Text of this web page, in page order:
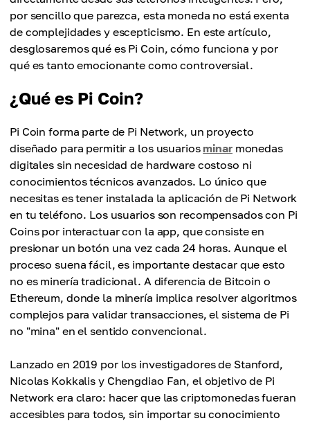
por sencillo que parezca, esta moneda no está exenta
de complejidades y escepticismo. En este artículo,
desglosaremos qué es Pi Coin, cómo funciona y por
qué es tanto emocionante como controversial.
¿Qué es Pi Coin?
Pi Coin forma parte de Pi Network, un proyecto
diseñado para permitir a los usuariosminarmonedas
digitales sin necesidad de hardware costoso ni
conocimientos técnicos avanzados. Lo único que
necesitas es tener instalada la aplicación de Pi Network
en tu teléfono. Los usuarios son recompensados con Pi
Coins por interactuar con la app, que consiste en
presionar un botón una vez cada 24 horas. Aunque el
proceso suena fácil, es importante destacar que esto
no es minería tradicional. A diferencia de Bitcoin o
Ethereum, donde la minería implica resolver algoritmos
complejos para validar transacciones, el sistema de Pi
no "mina" en el sentido convencional.
Lanzado en 2019 por los investigadores de Stanford,
Nicolas Kokkalis y Chengdiao Fan, el objetivo de Pi
Network era claro: hacer que las criptomonedas fueran
accesibles para todos, sin importar su conocimiento